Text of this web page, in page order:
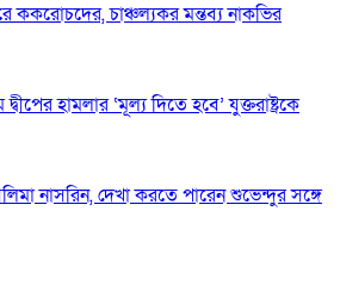
ককরোচদের, চাঞ্চল্যকর মন্তব্য নাকভির
হামলার ‘মূল্য দিতে হবে’ যুক্তরাষ্ট্রকে
নাসরিন, দেখা করতে পারেন শুভেন্দুর সঙ্গে